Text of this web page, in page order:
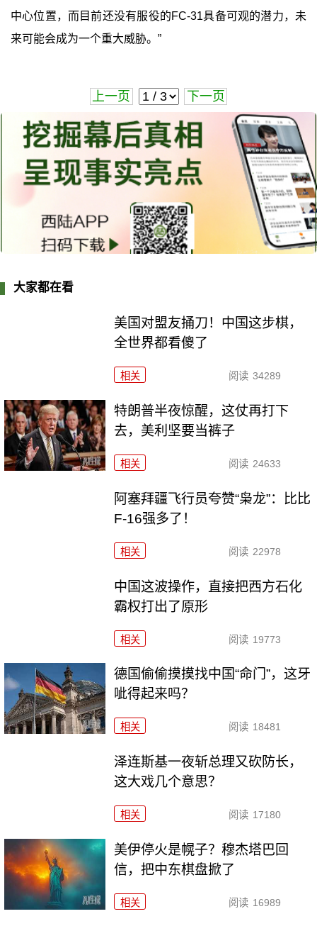
中心位置，而目前还没有服役的FC-31具备可观的潜力，未
来可能会成为一个重大威胁。”
上一页 下一页
大家都在看
美国对盟友捅刀！中国这步棋，
全世界都看傻了
相关 阅读 34289
特朗普半夜惊醒，这仗再打下
去，美利坚要当裤子
相关 阅读 24633
阿塞拜疆飞行员夸赞“枭龙”：比比
F-16强多了！
相关 阅读 22978
中国这波操作，直接把西方石化
霸权打出了原形
相关 阅读 19773
德国偷偷摸摸找中国“命门”，这牙
呲得起来吗？
相关 阅读 18481
泽连斯基一夜斩总理又砍防长，
这大戏几个意思？
相关 阅读 17180
美伊停火是幌子？穆杰塔巴回
信，把中东棋盘掀了
相关 阅读 16989